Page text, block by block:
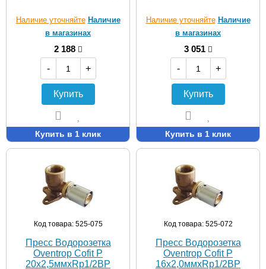
Наличие уточняйте Наличие
в магазинах
2 188
-
+
Купить
Купить в 1 клик
Наличие уточняйте Наличие
в магазинах
3 051
-
+
Купить
Купить в 1 клик
Код товара: 525-075
Пресс Водорозетка
Oventrop Cofit P
20х2,5ммхRp1/2ВР
Код товара: 525-072
Пресс Водорозетка
Oventrop Cofit P
16х2,0ммхRp1/2ВР